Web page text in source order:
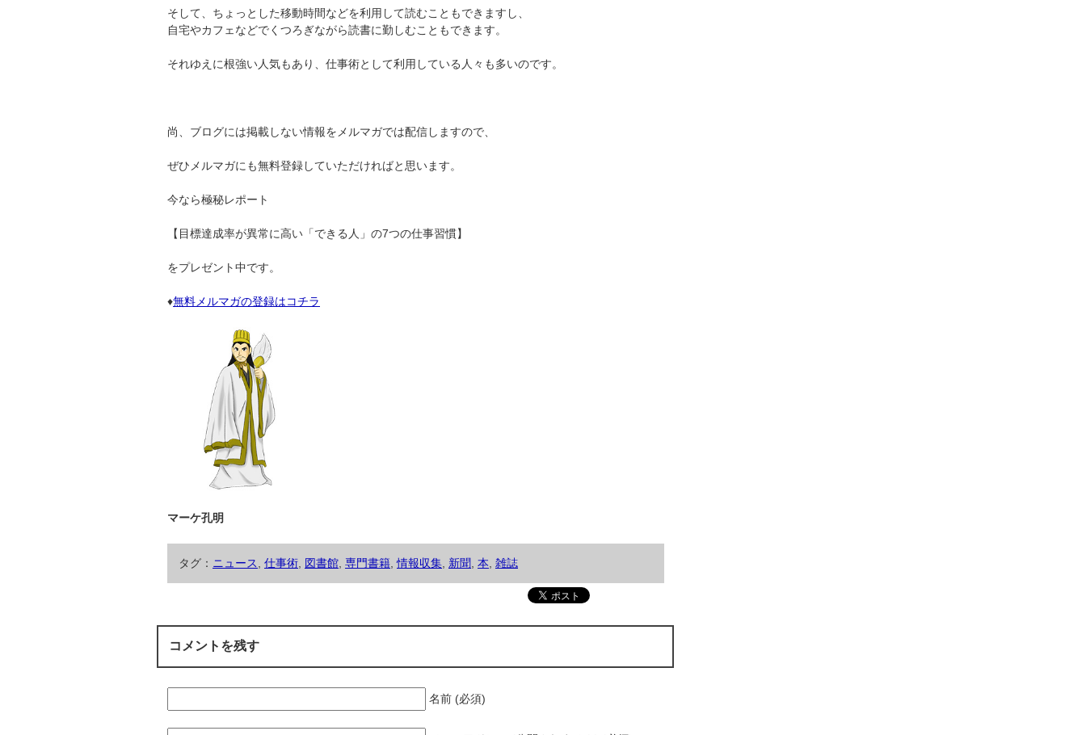
そして、ちょっとした移動時間などを利用して読むこともできますし、
自宅やカフェなどでくつろぎながら読書に勤しむこともできます。
それゆえに根強い人気もあり、仕事術として利用している人々も多いのです。
尚、ブログには掲載しない情報をメルマガでは配信しますので、
ぜひメルマガにも無料登録していただければと思います。
今なら極秘レポート
【目標達成率が異常に高い「できる人」の7つの仕事習慣】
をプレゼント中です。
♦無料メルマガの登録はコチラ
マーケ孔明
タグ： ニュース 仕事術 図書館 専門書籍 ,情報収集 新聞 本 雑誌
コメントを残す
名前 (必須)